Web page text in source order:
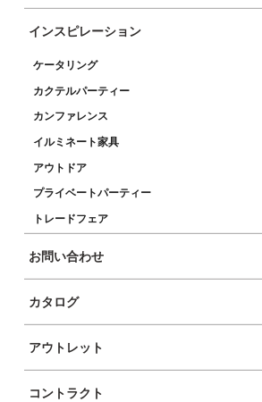
インスピレーション
ケータリング
カクテルパーティー
カンファレンス
イルミネート家具
アウトドア
プライベートパーティー
トレードフェア
お問い合わせ
カタログ
アウトレット
コントラクト